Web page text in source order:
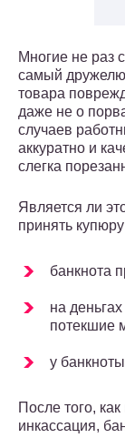
Многие не раз
самый
товара
даже не о
случаев
аккуратно и
слегка
Является ли
принять
банкнота
на
потекшие
у
После того,
инкассация,